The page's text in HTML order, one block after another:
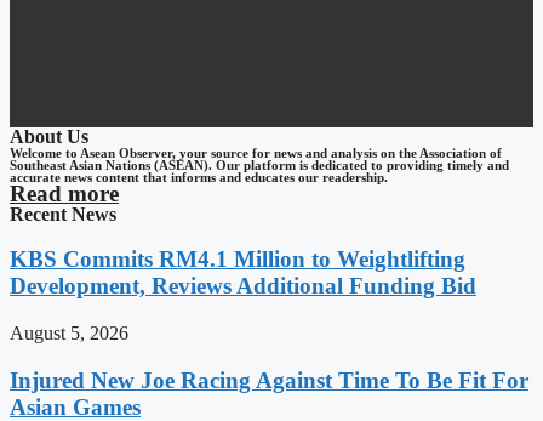
About Us
Welcome to Asean Observer, your source for news and analysis on the Association of
Southeast Asian Nations (ASEAN). Our platform is dedicated to providing timely and
accurate news content that informs and educates our readership.
Read more
Recent News
KBS Commits RM4.1 Million to Weightlifting
Development, Reviews Additional Funding Bid
August 5, 2026
Injured New Joe Racing Against Time To Be Fit For
Asian Games